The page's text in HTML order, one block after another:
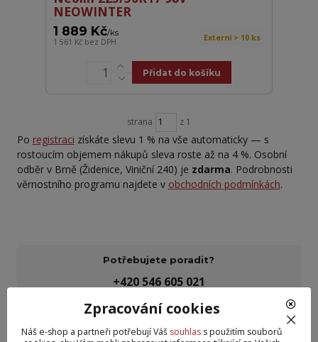
NEOWINTER
1 889 Kč/ks
1 561 Kč bez DPH Externí > 10 ks
Přidat do košíku
strana z 1
Po registraci získáte slevu 1 % na vše automaticky — s
rostoucím objemem nákupů sleva roste až na 4 %. Osobní
odběr v Brně (Židenice, Viniční 240) je zdarma. Podrobnosti
věrnostního programu najdete v obchodních podmínkách.
Potřebujete poradit?
+420 546 605 021
info@pneu-kvalitne.cz
Zpracování cookies
Náš e-shop a partneři potřebují Váš souhlass použitím souborů